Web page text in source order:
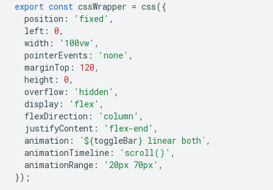
export const cssWrapper = css({
position : 'fixed' ,
left : 0,
width : '100vw' ,
pointerEvents : 'none' ,
marginTop : 120,
height : 0,
overflow : 'hidden' ,
display : 'flex' ,
flexDirection : 'column' ,
justifyContent : 'flex-end' ,
animation : `${toggleBar} linear both` ,
animationTimeline : 'scroll()' ,
animationRange : '20px 70px' ,
});